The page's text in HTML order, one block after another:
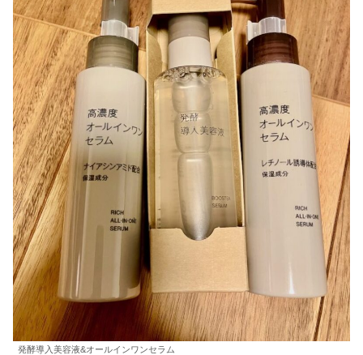
発酵導入美容液&オールインワンセラム